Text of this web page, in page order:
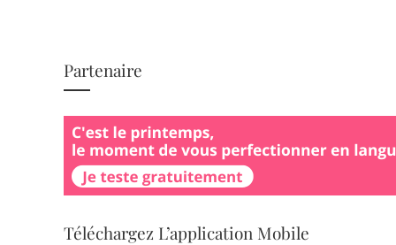
Partenaire
Téléchargez L’application Mobile